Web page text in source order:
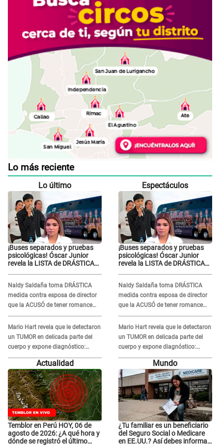
Lo más reciente
Lo último
¡Buses separados y pruebas
psicológicas! Óscar Junior
revela la LISTA de DRÁSTICAS
Naldy Saldaña
Naldy Saldaña toma DRÁSTICA
medida contra esposa de director
que la ACUSÓ de tener romance
con él: "Muy triste..."
Mario Hart revela que le detectaron
un TUMOR en delicada parte del
cuerpo y expone diagnóstico:
"Dolores muy fuertes..."
Espectáculos
¡Buses separados y pruebas
psicológicas! Óscar Junior
revela la LISTA de DRÁSTICAS
Naldy Saldaña
Naldy Saldaña toma DRÁSTICA
medida contra esposa de director
que la ACUSÓ de tener romance
con él: "Muy triste..."
Mario Hart revela que le detectaron
un TUMOR en delicada parte del
cuerpo y expone diagnóstico:
"Dolores muy fuertes..."
Actualidad
Temblor en Perú HOY, 06 de
agosto de 2026: ¿A qué hora y
dónde se registró el último
Mundo
¿Tu familiar es un beneficiario
del Seguro Social o Medicare
en EE.UU.? Así debes informar